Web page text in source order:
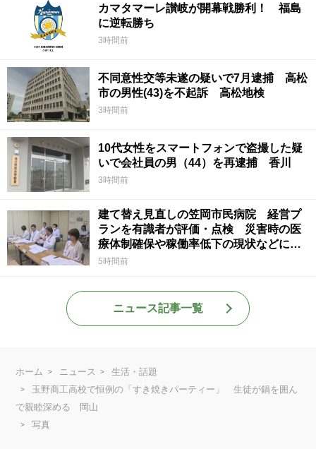
カマタマーレ讃岐が開幕戦勝利！ 福島
に逆転勝ち
3時間前
不同意性交等未遂の疑いで7月逮捕 高松
市の男性(43)を不起訴 高松地検
3時間前
10代女性をスマートフォンで盗撮した疑
いで会社員の男（44）を再逮捕 香川
3時間前
建て替え見直しの笠岡市民病院 経営プ
ランを有識者が評価・点検 災害時の医
療体制確保や稼働率低下の現状などに意
見 岡山
5時間前
ニュース記事一覧
ホーム ニュース
生活・話題
玉野商工高校で恒例の「すき焼きパーティー」 生徒が鍋を囲ん
で親睦深める 岡山
写真